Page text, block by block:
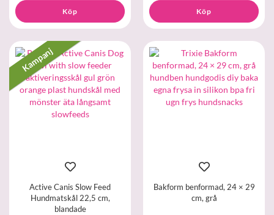
Köp Köp
Kampanj
Active Canis Slow Feed
Hundmatskål 22,5 cm,
blandade
Bakform benformad, 24 × 29
cm, grå